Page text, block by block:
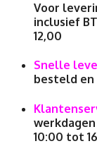
Voor
inclusief
12,00
Snelle
besteld en
10:00 tot